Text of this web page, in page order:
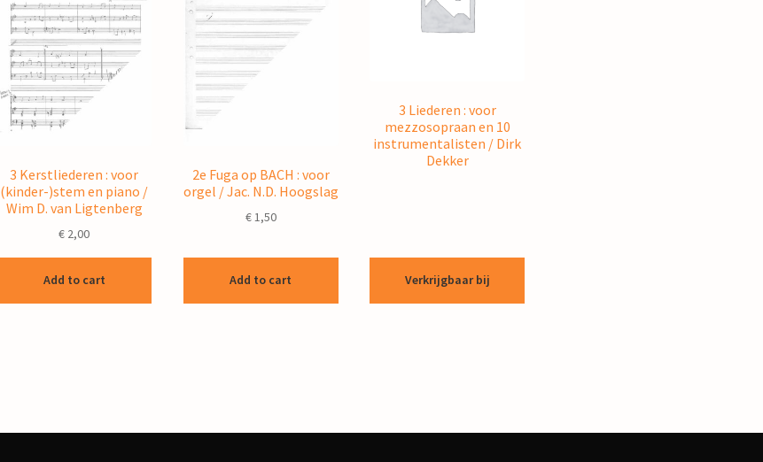
3 Kerstliederen : voor
(kinder-)stem en piano /
Wim D. van Ligtenberg
€ 2,00
Add to cart
2e Fuga op BACH : voor
orgel / Jac. N.D. Hoogslag
€1,50
Add to cart
3 Liederen : voor
mezzosopraan en 10
instrumentalisten / Dirk
Dekker
Verkrijgbaar bij